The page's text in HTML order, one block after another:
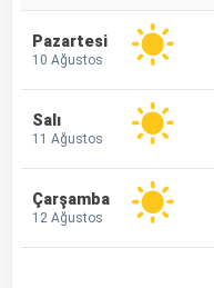
Pazartesi
10 Ağustos
Salı
11 Ağustos
Çarşamba
12 Ağustos